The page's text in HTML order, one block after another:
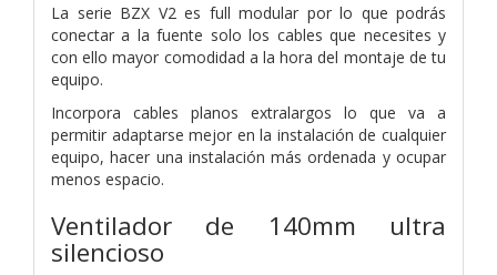
La serie BZX V2 es full modular por lo que podrás
conectar a la fuente solo los cables que necesites y
con ello mayor comodidad a la hora del montaje de tu
equipo.
Incorpora cables planos extralargos lo que va a
permitir adaptarse mejor en la instalación de cualquier
equipo, hacer una instalación más ordenada y ocupar
menos espacio.
Ventilador de 140mm ultra
silencioso